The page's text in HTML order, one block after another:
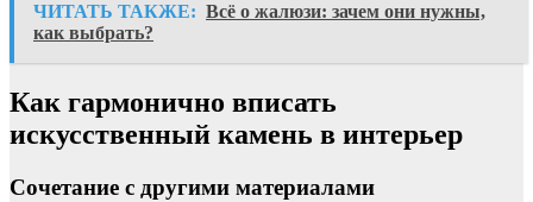
ЧИТАТЬ ТАКЖЕ: Всё о жалюзи: зачем они нужны,
как выбрать?
Как гармонично вписать
искусственный камень в интерьер
Сочетание с другими материалами